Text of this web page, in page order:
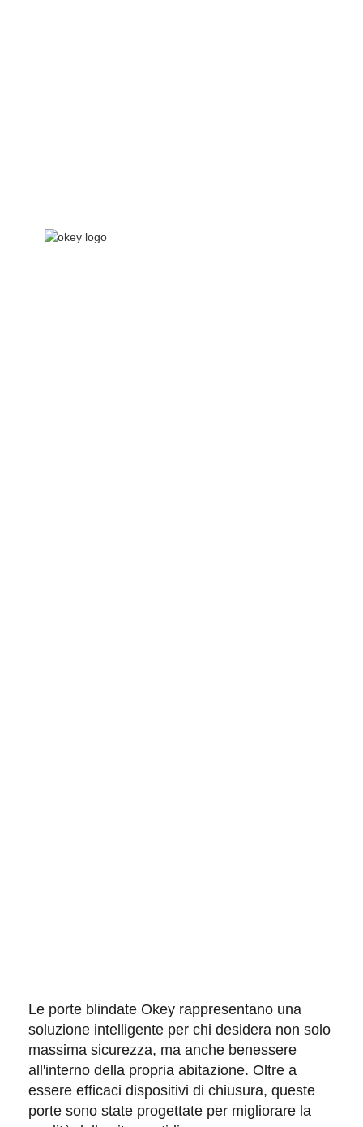
Le porte blindate Okey rappresentano una
soluzione intelligente per chi desidera non solo
massima sicurezza, ma anche benessere
all'interno della propria abitazione. Oltre a
essere efficaci dispositivi di chiusura, queste
porte sono state progettate per migliorare la